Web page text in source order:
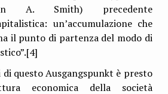
in A. Smith) precedente
un’accumulazione che
il punto di partenza del modo di
questo Ausgangspunkt è presto
economica della società